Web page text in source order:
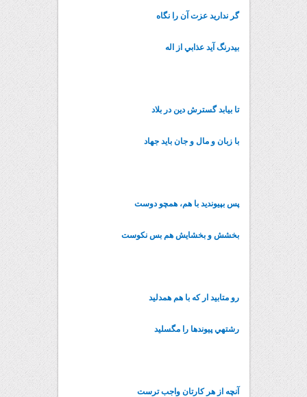
گر نداريد عزت آن را نگاه
بيدرنگ آيد عذابي از اله
تا بيابد گسترش دين در بلاد
با زبان و مال و جان بايد جهاد
پس بپيونديد با هم، همچو دوست
بخشش و بخشايش هم بس نکوست
رو متابيد ار که با هم همدليد
رشته‏ي پيوندها را مگسليد
آنچه از هر کارتان واجب ترست